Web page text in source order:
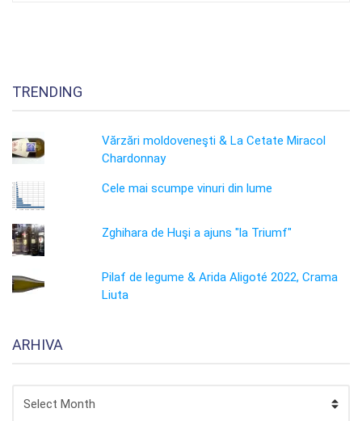
TRENDING
Vărzări moldoveneşti & La Cetate Miracol
Chardonnay
Cele mai scumpe vinuri din lume
Zghihara de Huşi a ajuns "la Triumf"
Pilaf de legume & Arida Aligoté 2022, Crama
Liuta
ARHIVA